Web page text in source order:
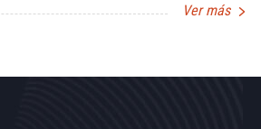
Ver más